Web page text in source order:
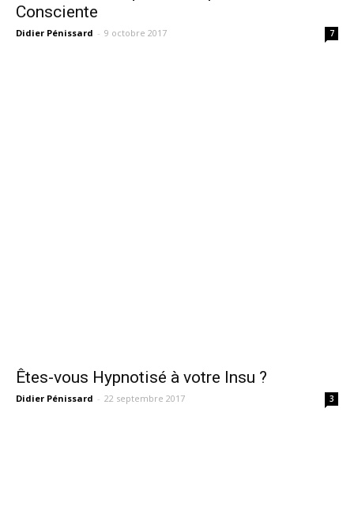
Consciente
Didier Pénissard - 9 octobre 2017 7
Êtes-vous Hypnotisé à votre Insu ?
Didier Pénissard - 22 septembre 2017 3